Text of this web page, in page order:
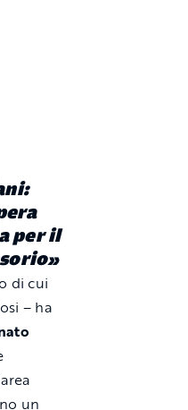
per il
di cui
– ha
un